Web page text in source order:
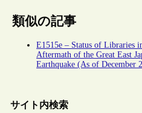
類似の記事
E1515e – Status of Libraries
Aftermath of the Great East
Earthquake (As of December
サイト内検索